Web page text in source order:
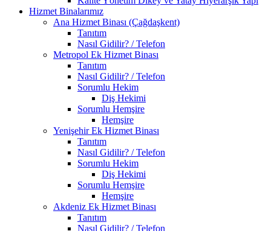
Hizmet Binalarımız
Ana Hizmet Binası (Çağdaşkent)
Tanıtım
Nasıl Gidilir? / Telefon
Metropol Ek Hizmet Binası
Tanıtım
Nasıl Gidilir? / Telefon
Sorumlu Hekim
Diş Hekimi
Sorumlu Hemşire
Hemşire
Yenişehir Ek Hizmet Binası
Tanıtım
Nasıl Gidilir? / Telefon
Sorumlu Hekim
Diş Hekimi
Sorumlu Hemşire
Hemşire
Akdeniz Ek Hizmet Binası
Tanıtım
Nasıl Gidilir? / Telefon